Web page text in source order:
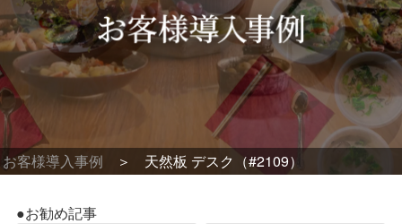
ご注文・ご
質問はお気
軽にどうぞ
0120-46-
5054
netjigyoubu@seneso.jp
受付時間：
18:30
お客様導入事例 天然板 デスク（#2109）
●お勧め記事